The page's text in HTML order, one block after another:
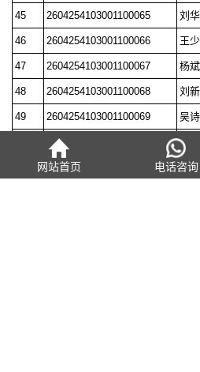
45 2604254103001100065 刘华
46 2604254103001100066 王
47 2604254103001100067 杨斌
48 2604254103001100068 刘
49 2604254103001100069 吴
2604254103001100070 程光
上一篇：2026年4月23日洛阳机车职
网站首页 电话咨询